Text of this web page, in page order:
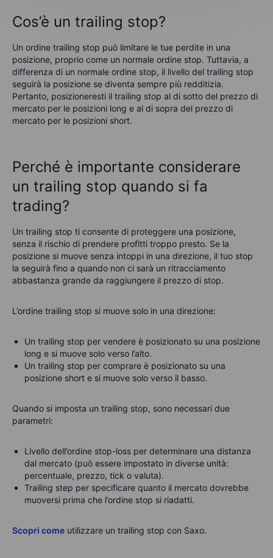
Cos’è un trailing stop?
Un ordine trailing stop può limitare le tue perdite in una
posizione, proprio come un normale ordine stop. Tuttavia, a
differenza di un normale ordine stop, il livello del trailing stop
seguirà la posizione se diventa sempre più redditizia.
Pertanto, posizioneresti il trailing stop al di sotto del prezzo di
mercato per le posizioni long e al di sopra del prezzo di
mercato per le posizioni short.
Perché è importante considerare
un trailing stop quando si fa
trading?
Un trailing stop ti consente di proteggere una posizione,
senza il rischio di prendere profitti troppo presto. Se la
posizione si muove senza intoppi in una direzione, il tuo stop
la seguirà fino a quando non ci sarà un ritracciamento
abbastanza grande da raggiungere il prezzo di stop.
L’ordine trailing stop si muove solo in una direzione:
Un trailing stop per vendere è posizionato su una posizione
long e si muove solo verso l’alto.
Un trailing stop per comprare è posizionato su una
posizione short e si muove solo verso il basso.
Quando si imposta un trailing stop, sono necessari due
parametri:
Livello dell’ordine stop-loss per determinare una distanza
dal mercato (può essere impostato in diverse unità:
percentuale, prezzo, tick o valuta).
Trailing step per specificare quanto il mercato dovrebbe
muoversi prima che l’ordine stop si riadatti.
Scopri come utilizzare un trailing stop con Saxo.